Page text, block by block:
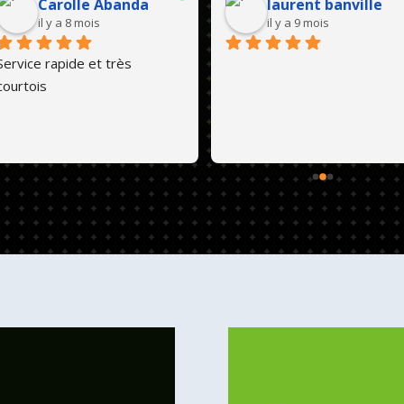
Carolle Abanda
il y a 8 mois
rapide et très
laurent banville
il y a 9 mois